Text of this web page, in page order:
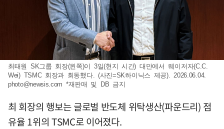
최태원 SK그룹 회장(왼쪽)이 3일(현지 시간) 대만에서 웨이저자(C.C.
Wei) TSMC 회장과 회동했다. (사진=SK하이닉스 제공). 2026.06.04.
photo@newsis.com *재판매 및 DB 금지
최 회장의 행보는 글로벌 반도체 위탁생산(파운드리) 점
유율 1위의 TSMC로 이어졌다.